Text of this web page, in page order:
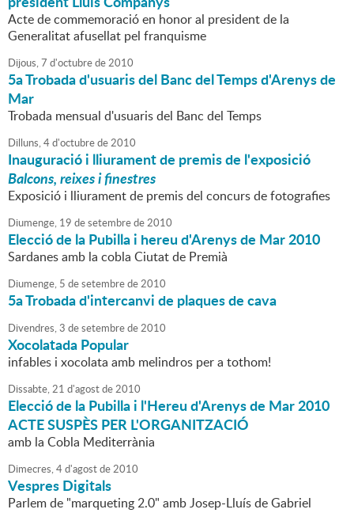
Acte de commemoració en honor al president de la
Generalitat afusellat pel franquisme
Dijous,7 d'octubrede2010
5a Trobada d'usuaris del Banc del Temps d'Arenys de
Mar
Trobada mensual d'usuaris del Banc del Temps
Dilluns,4d'octubrede2010
Inauguració i lliurament de premis de l'exposició
Balcons, reixes i finestres
Exposició i lliurament de premis del concurs de fotografies
Diumenge, 19 desetembrede2010
Elecció de la Pubilla i hereu d'Arenys de Mar 2010
Sardanes amb la cobla Ciutat de Premià
Diumenge, 5 desetembrede2010
5a Trobada d'intercanvi de plaques de cava
Divendres,3 desetembrede2010
Xocolatada Popular
infables i xocolata amb melindros per a tothom!
Dissabte,21 d'agostde2010
Elecció de la Pubilla i l'Hereu d'Arenys de Mar 2010
ACTE SUSPÈS PER L'ORGANITZACIÓ
amb la Cobla Mediterrània
Dimecres,4d'agostde2010
Vespres Digitals
Parlem de "marqueting 2.0" amb Josep-Lluís de Gabriel